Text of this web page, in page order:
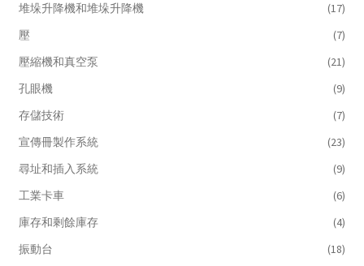
堆垛升降機和堆垛升降機
(17)
壓
(7)
壓縮機和真空泵
(21)
孔眼機
(9)
存儲技術
(7)
宣傳冊製作系統
(23)
尋址和插入系統
(9)
工業卡車
(6)
庫存和剩餘庫存
(4)
振動台
(18)